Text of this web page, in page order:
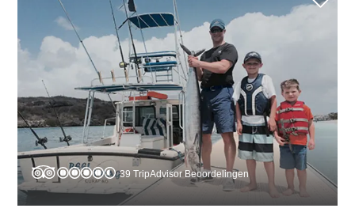
39 TripAdvisor Beoordelingen